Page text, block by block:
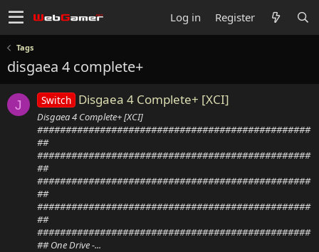
Log in Register
Tags
disgaea 4 complete+
J Switch Disgaea 4 Complete+ [XCI]
Disgaea 4 Complete+ [XCI]
################################################
##
################################################
##
################################################
##
################################################
##
################################################
## One Drive -...